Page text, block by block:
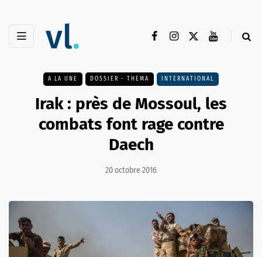
A LA UNE DOSSIER - THEMA INTERNATIONAL
Irak : près de Mossoul, les
combats font rage contre
Daech
20 octobre 2016